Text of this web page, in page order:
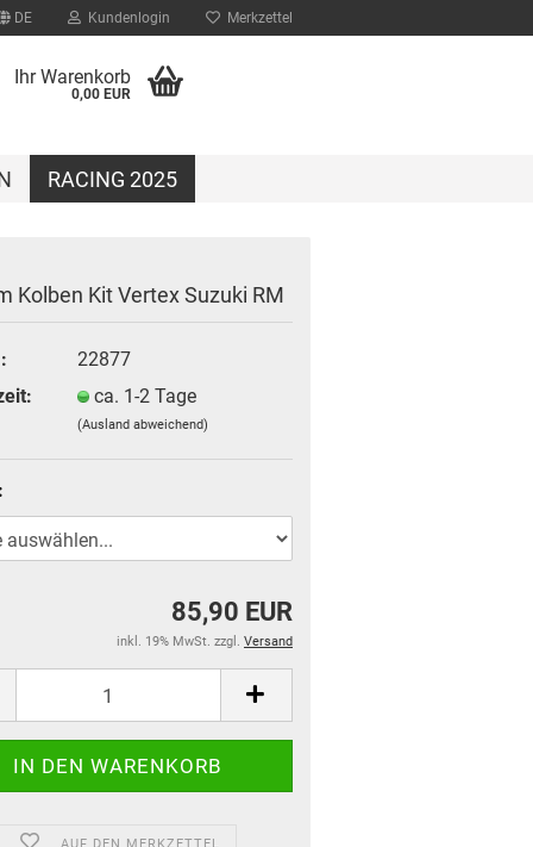
DE Kundenlogin Merkzettel
Ihr Warenkorb
0,00 EUR
RACING 2025
Kolben Kit Vertex Suzuki RM
22877
ca. 1-2 Tage
(Ausland abweichend)
85,90 EUR
inkl. 19% MwSt. zzgl. Versand